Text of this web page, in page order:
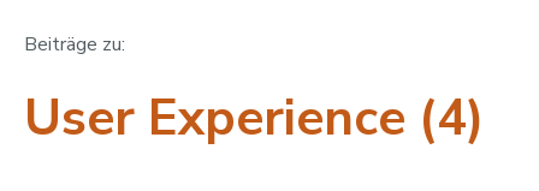
Beiträge zu:
User Experience (4)